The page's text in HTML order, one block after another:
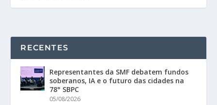
RECENTES
Representantes da SMF debatem fundos
soberanos, IA e o futuro das cidades na
78° SBPC
05/08/2026